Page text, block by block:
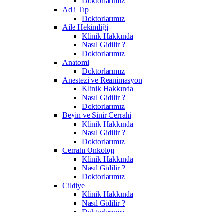
Adli Tıp
Doktorlarımız
Aile Hekimliği
Klinik Hakkında
Nasıl Gidilir ?
Doktorlarımız
Anatomi
Doktorlarımız
Anestezi ve Reanimasyon
Klinik Hakkında
Nasıl Gidilir ?
Doktorlarımız
Beyin ve Sinir Cerrahi
Klinik Hakkında
Nasıl Gidilir ?
Doktorlarımız
Cerrahi Onkoloji
Klinik Hakkında
Nasıl Gidilir ?
Doktorlarımız
Cildiye
Klinik Hakkında
Nasıl Gidilir ?